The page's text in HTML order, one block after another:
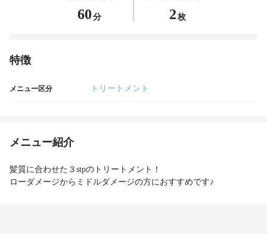
60 分 2 枚
特徴
メニュー区分 トリートメント
メニュー紹介
髪質に合わせた３stpのトリートメント！
ローダメージからミドルダメージの方におすすめです♪